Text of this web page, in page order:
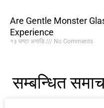
Are Gentle Monster
Experience
१३ घण्टा अगाडि No Comments
सम्बन्धित